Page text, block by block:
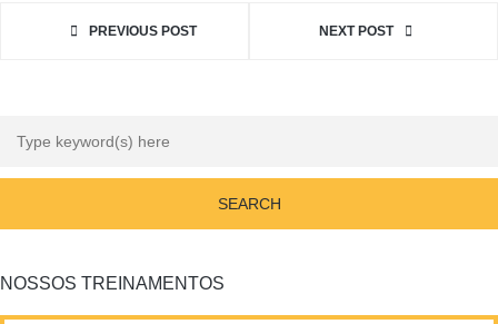
PREVIOUS POST NEXT POST
NOSSOS TREINAMENTOS